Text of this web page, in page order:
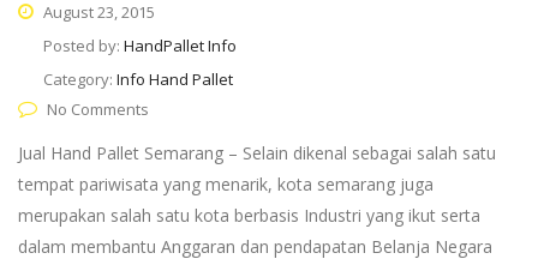
August 23, 2015
Posted by: HandPallet Info
Category: Info Hand Pallet
No Comments
Jual Hand Pallet Semarang – Selain dikenal sebagai salah satu
tempat pariwisata yang menarik, kota semarang juga
merupakan salah satu kota berbasis Industri yang ikut serta
dalam membantu Anggaran dan pendapatan Belanja Negara